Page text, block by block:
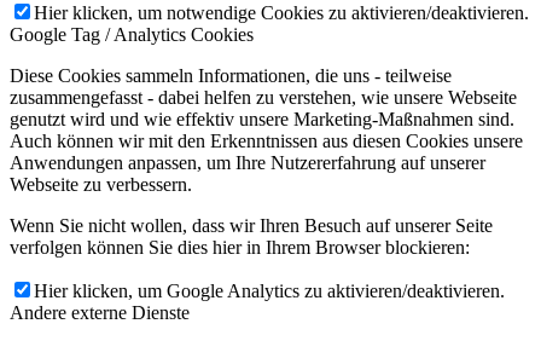
Hier klicken, um notwendige Cookies zu aktivieren/deaktivieren.
Google Tag / Analytics Cookies
Diese Cookies sammeln Informationen, die uns - teilweise
zusammengefasst - dabei helfen zu verstehen, wie unsere Webseite
genutzt wird und wie effektiv unsere Marketing-Maßnahmen sind.
Auch können wir mit den Erkenntnissen aus diesen Cookies unsere
Anwendungen anpassen, um Ihre Nutzererfahrung auf unserer
Webseite zu verbessern.
Wenn Sie nicht wollen, dass wir Ihren Besuch auf unserer Seite
verfolgen können Sie dies hier in Ihrem Browser blockieren:
Hier klicken, um Google Analytics zu aktivieren/deaktivieren.
Andere externe Dienste